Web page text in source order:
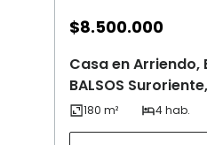
$8.500.000
Casa en Arriendo,
BALSOS